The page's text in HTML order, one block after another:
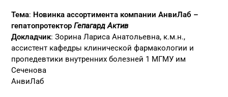
Тема: Новинка ассортимента компании АнвиЛаб –
гепатопротекторГепагард Актив
Докладчик: Зорина Лариса Анатольевна, к.м.н.,
ассистент кафедры клинической фармакологии и
пропедевтики внутренних болезней 1 МГМУ им
Сеченова
АнвиЛаб